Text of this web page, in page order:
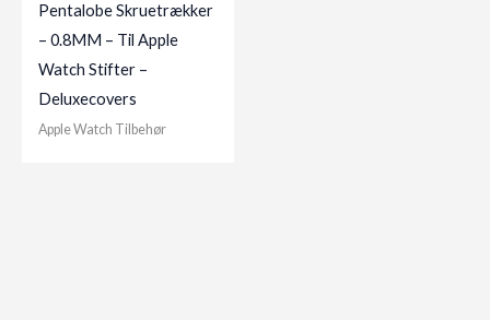
Pentalobe Skruetrækker
– 0.8MM – Til Apple
Watch Stifter –
Deluxecovers
Apple Watch Tilbehør